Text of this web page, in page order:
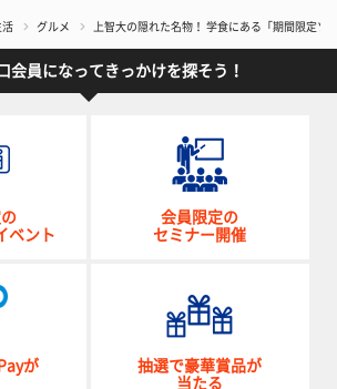
活 グルメ 上智大の隠れた名物！ 学食にある「期間限定
会員になってきっかけを探そう！
ベント
会員限定の
セミナー開催
が
抽選で豪華賞品が
当たる